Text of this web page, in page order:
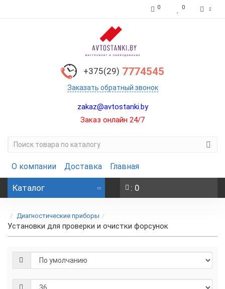
0 0
+375(29) 7774545
Заказать обратный звонок
zakaz@avtostanki.by
Заказ онлайн 24/7
О компании Доставка Главная
Каталог : 0
Диагностические приборы
Установки для проверки и очистки форсунок